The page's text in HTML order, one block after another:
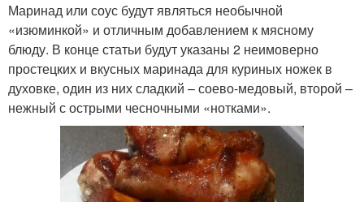
Маринад или соус будут являться необычной
«изюминкой» и отличным добавлением к мясному
блюду. В конце статьи будут указаны 2 неимоверно
простецких и вкусных маринада для куриных ножек в
духовке, один из них сладкий – соево-медовый, второй –
нежный с острыми чесночными «нотками».